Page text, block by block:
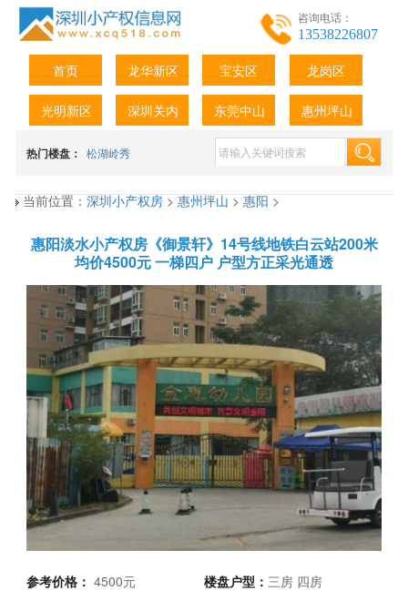
咨询电话：
13538226807
首页 龙华新区 宝安区 龙岗区
光明新区 深圳关内 东莞中山 惠州坪山
热门楼盘： 松湖岭秀
当前位置：深圳小产权房>惠州坪山>惠阳>
惠阳淡水小产权房《御景轩》14号线地铁白云站200米
均价4500元 一梯四户 户型方正采光通透
参考价格：4500元 楼盘户型： 三房 四房